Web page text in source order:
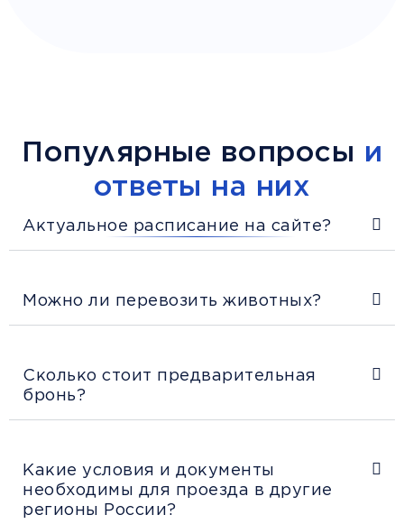
Популярные вопросы и
ответы на них
Актуальное расписание на сайте?
Можно ли перевозить животных?
Сколько стоит предварительная
бронь?
Какие условия и документы
необходимы для проезда в другие
регионы России?